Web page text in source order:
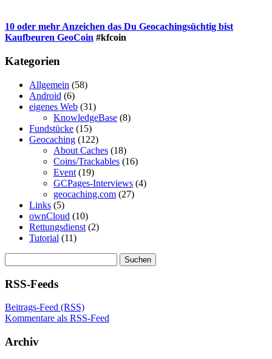
10 oder mehr Anzeichen das Du Geocachingsüchtig bist
Kaufbeuren GeoCoin #kfcoin
Kategorien
Allgemein (58)
Android (6)
eigenes Web (31)
KnowledgeBase (8)
Fundstücke (15)
Geocaching (122)
About Caches (18)
Coins/Trackables (16)
Event (19)
GCPages-Interviews (4)
geocaching.com (27)
Links (5)
ownCloud (10)
Rettungsdienst (2)
Tutorial (11)
nach:
RSS-Feeds
Beitrags-Feed (RSS)
Kommentare als RSS-Feed
Archiv